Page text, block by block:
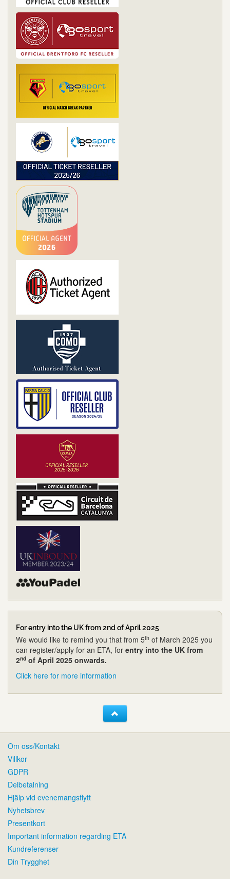
For entry into the UK from 2nd of April 2025
We would like to remind you that from 5th of March 2025 you
can register/apply for an ETA, for entry into the UK from
2nd of April 2025 onwards.
Click here for more information
Om oss/Kontakt
Villkor
GDPR
Delbetalning
Hjälp vid evenemangsflytt
Nyhetsbrev
Presentkort
Important information regarding ETA
Kundreferenser
Din Trygghet